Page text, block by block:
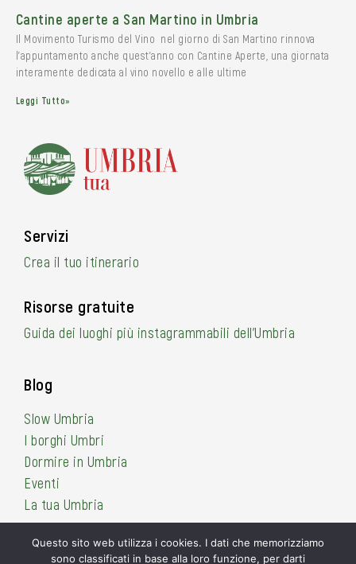
Cantine aperte a San Martino in Umbria
Il Movimento Turismo del Vino nel giorno di San Martino rinnova
l’appuntamento anche quest’anno con Cantine Aperte, una giornata
interamente dedicata al vino novello e alle ultime
Leggi Tutto»
Servizi
Crea il tuo itinerario
Risorse gratuite
Guida dei luoghi più instagrammabili dell’Umbria
Blog
Slow Umbria
I borghi Umbri
Dormire in Umbria
Eventi
La tua Umbria
Questo sito web utilizza i cookies. I dati che memorizziamo
sono classificati in base alla loro funzione, per darti